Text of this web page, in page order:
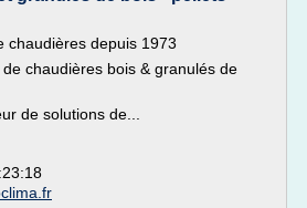
chaudières depuis 1973
chaudières bois & granulés de
de solutions de...